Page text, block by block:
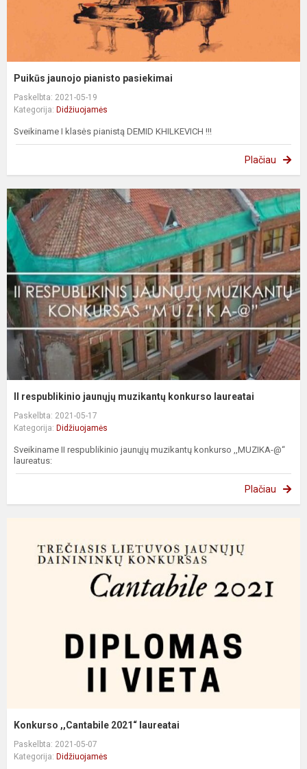
Puikūs jaunojo pianisto pasiekimai
Paskelbta: 2021-05-19
Kategorija: Didžiuojamės
Sveikiname I klasės pianistą DEMID KHILKEVICH !!!
Plačiau
II respublikinio jaunųjų muzikantų konkurso laureatai
Paskelbta: 2021-05-17
Kategorija: Didžiuojamės
Sveikiname II respublikinio jaunųjų muzikantų konkurso ,,MUZIKA-@“
laureatus:
Plačiau
Konkurso ,,Cantabile 2021“ laureatai
Paskelbta: 2021-05-07
Kategorija: Didžiuojamės